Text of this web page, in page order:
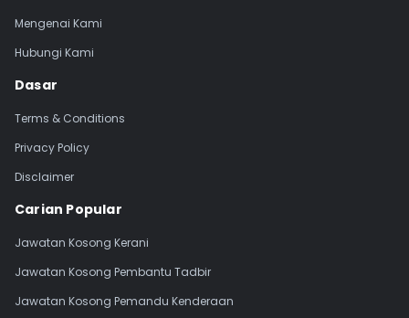
Mengenai Kami
Hubungi Kami
Dasar
Terms & Conditions
Privacy Policy
Disclaimer
Carian Popular
Jawatan Kosong Kerani
Jawatan Kosong Pembantu Tadbir
Jawatan Kosong Pemandu Kenderaan